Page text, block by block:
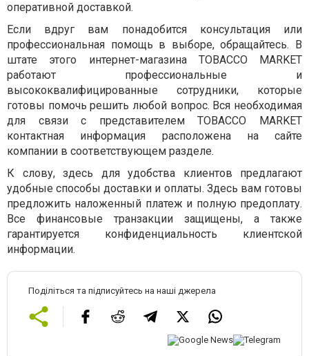
оперативной доставкой.
Если вдруг вам понадобится консультация или
профессиональная помощь в выборе, обращайтесь. В
штате этого интернет-магазина TOBACCO MARKET
работают профессиональные и
высококвалифицированные сотрудники, которые
готовы помочь решить любой вопрос. Вся необходимая
для связи с представителем TOBACCO MARKET
контактная информация расположена на сайте
компании в соответствующем разделе.
К слову, здесь для удобства клиентов предлагают
удобные способы доставки и оплаты. Здесь вам готовы
предложить наложенный платеж и полную предоплату.
Все финансовые транзакции защищены, а также
гарантируется конфиденциальность клиентской
информации.
Поділіться та підписуйтесь на наші джерела